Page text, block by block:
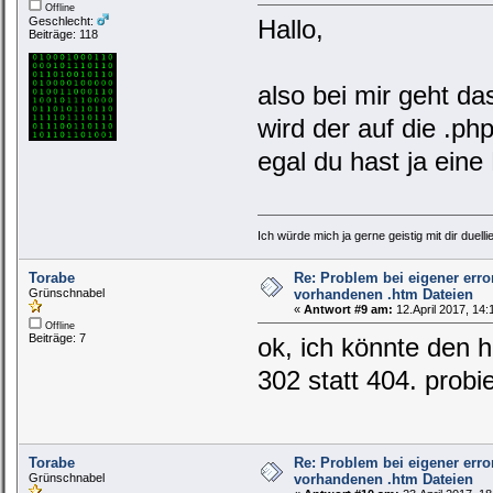
Offline
Geschlecht:
Beiträge: 118
Hallo,
also bei mir geht
wird der auf die
egal du hast ja
Ich würde mich ja gerne geistig mit dir
Torabe
Grünschnabel
Offline
Beiträge: 7
Re: Problem bei eigener
vorhandenen .htm Dateien
« Antwort #9 am: 12.April 2017,
ok, ich könnte den
302 statt 404.
Torabe
Grünschnabel
Re: Problem bei eigener
vorhandenen .htm Dateien